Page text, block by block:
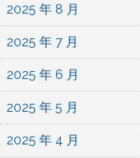
2025 年 8 月
2025 年 7 月
2025 年 6 月
2025 年 5 月
2025 年 4 月